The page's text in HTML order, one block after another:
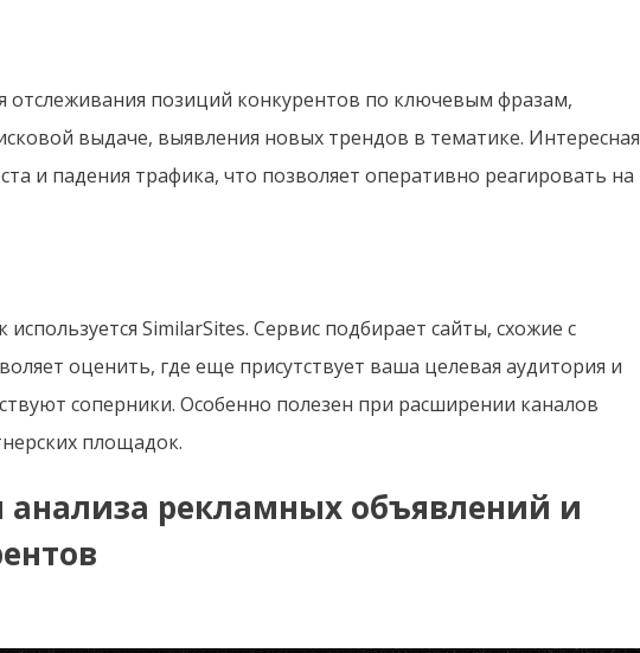
отслеживания позиций конкурентов по ключевым фразам,
выдаче, выявления новых трендов в тематике. Интересная
и падения трафика, что позволяет оперативно реагировать на
SimilarSites. Сервис подбирает сайты, схожие с
оценить, где еще присутствует ваша целевая аудитория и
соперники. Особенно полезен при расширении каналов
площадок.
рекламных объявлений и